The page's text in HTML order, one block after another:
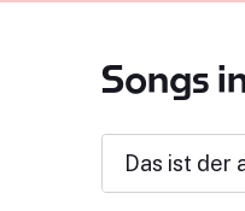
Songs
Das ist der